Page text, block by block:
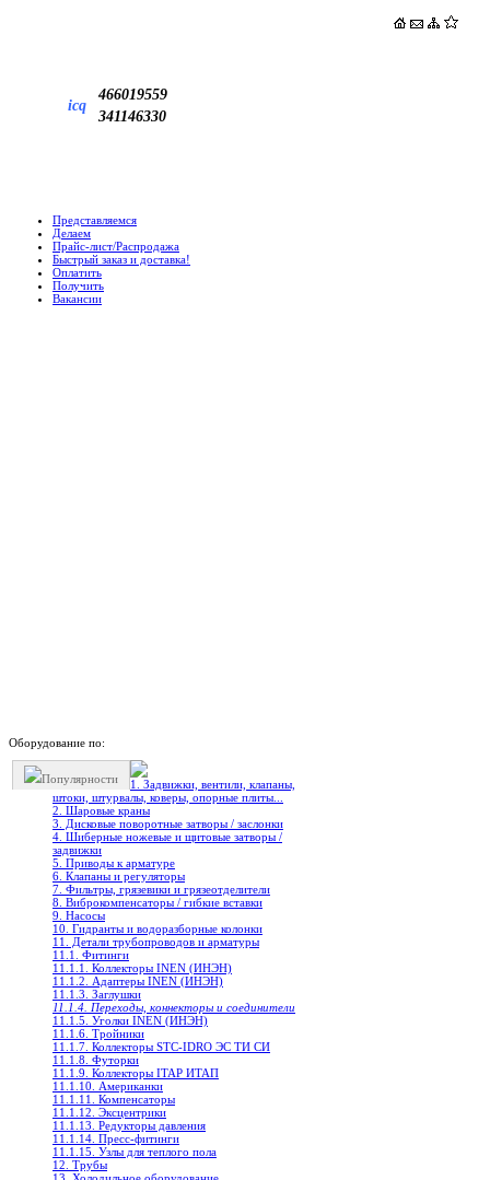
icq
466019559
341146330
Представляемся
Делаем
Прайс-лист/Распродажа
Быстрый заказ и доставка!
Оплатить
Получить
Вакансии
Оборудование по:
Популярности
1. Задвижки, вентили, клапаны,
штоки, штурвалы, коверы, опорные плиты...
2. Шаровые краны
3. Дисковые поворотные затворы / заслонки
4. Шиберные ножевые и щитовые затворы /
задвижки
5. Приводы к арматуре
6. Клапаны и регуляторы
7. Фильтры, грязевики и грязеотделители
8. Виброкомпенсаторы / гибкие вставки
9. Насосы
10. Гидранты и водоразборные колонки
11. Детали трубопроводов и арматуры
11.1. Фитинги
11.1.1. Коллекторы INEN (ИНЭН)
11.1.2. Адаптеры INEN (ИНЭН)
11.1.3. Заглушки
11.1.4. Переходы, коннекторы и соединители
11.1.5. Уголки INEN (ИНЭН)
11.1.6. Тройники
11.1.7. Коллекторы STC-IDRO ЭС ТИ СИ
11.1.8. Футорки
11.1.9. Коллекторы ITAP ИТАП
11.1.10. Американки
11.1.11. Компенсаторы
11.1.12. Эксцентрики
11.1.13. Редукторы давления
11.1.14. Пресс-фитинги
11.1.15. Узлы для теплого пола
12. Трубы